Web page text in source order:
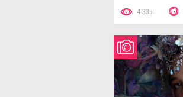
4 335